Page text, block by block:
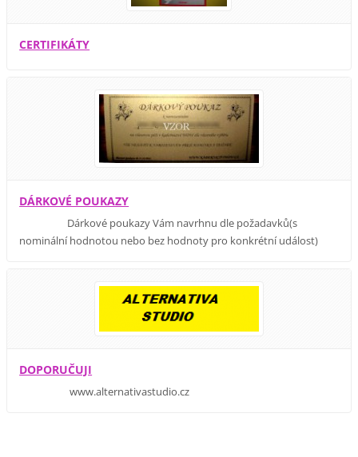
CERTIFIKÁTY
DÁRKOVÉ POUKAZY
Dárkové poukazy Vám navrhnu dle požadavků(s
nominální hodnotou nebo bez hodnoty pro konkrétní událost)
DOPORUČUJI
www.alternativastudio.cz